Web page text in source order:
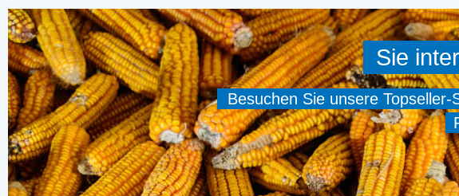
Sie
Besuchen Sie unsere